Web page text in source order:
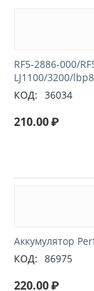
RF5-2886-000/
LJ1100/3200/
КОД: 36034
210.00₽
Аккумулятор
КОД: 86975
220.00₽